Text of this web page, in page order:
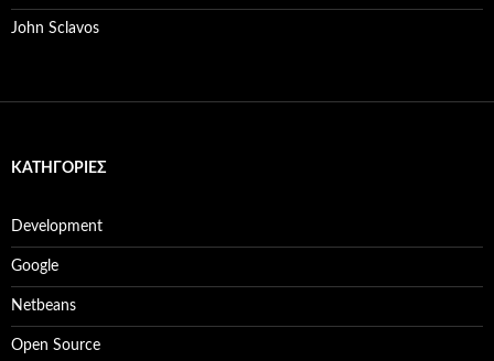
John Sclavos
KΑΤΗΓΟΡΊΕΣ
Development
Google
Netbeans
Open Source